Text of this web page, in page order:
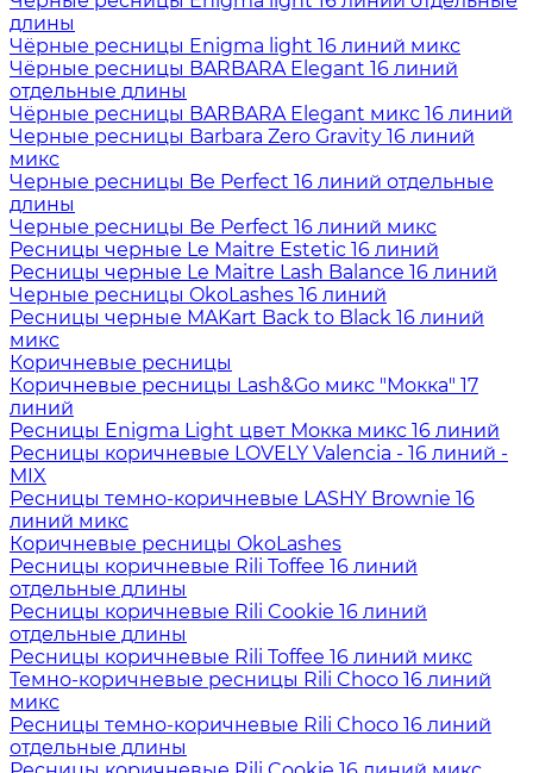
длины
Чёрные ресницы Enigma light 16 линий микс
Чёрные ресницы BARBARA Elegant 16 линий
отдельные длины
Чёрные ресницы BARBARA Elegant микс 16 линий
Черные ресницы Barbara Zero Gravity 16 линий
микс
Черные ресницы Be Perfect 16 линий отдельные
длины
Черные ресницы Be Perfect 16 линий микс
Ресницы черные Le Maitre Estetic 16 линий
Ресницы черные Le Maitre Lash Balance 16 линий
Черные ресницы OkoLashes 16 линий
Ресницы черные MAKart Back to Black 16 линий
микс
Коричневые ресницы
Коричневые ресницы Lash&Go микс "Мокка" 17
линий
Ресницы Enigma Light цвет Мокка микс 16 линий
Ресницы коричневые LOVELY Valencia - 16 линий -
MIX
Ресницы темно-коричневые LASHY Brownie 16
линий микс
Коричневые ресницы OkoLashes
Ресницы коричневые Rili Toffee 16 линий
отдельные длины
Ресницы коричневые Rili Cookie 16 линий
отдельные длины
Ресницы коричневые Rili Toffee 16 линий микс
Темно-коричневые ресницы Rili Choco 16 линий
микс
Ресницы темно-коричневые Rili Choco 16 линий
отдельные длины